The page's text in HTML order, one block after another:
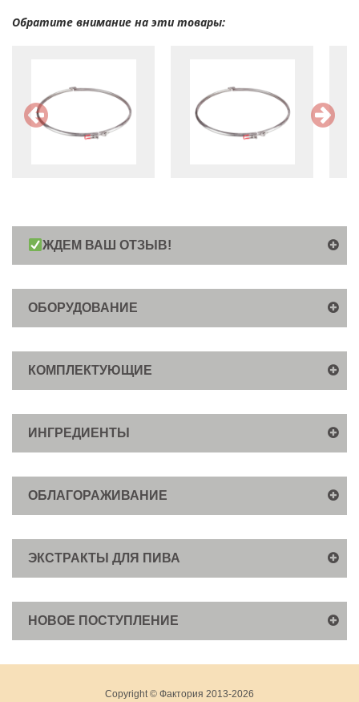
Обратите внимание на эти товары:
ЖДЕМ ВАШ ОТЗЫВ!
ОБОРУДОВАНИЕ
КОМПЛЕКТУЮЩИЕ
ИНГРЕДИЕНТЫ
ОБЛАГОРАЖИВАНИЕ
ЭКСТРАКТЫ ДЛЯ ПИВА
НОВОЕ ПОСТУПЛЕНИЕ
Copyright © Фактория 2013-2026